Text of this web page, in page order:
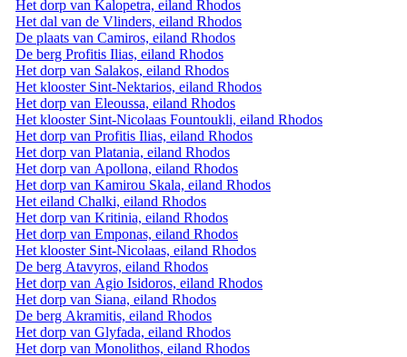
Het dorp van Kalopetra, eiland Rhodos
Het dal van de Vlinders, eiland Rhodos
De plaats van Camiros, eiland Rhodos
De berg Profitis Ilias, eiland Rhodos
Het dorp van Salakos, eiland Rhodos
Het klooster Sint-Nektarios, eiland Rhodos
Het dorp van Eleoussa, eiland Rhodos
Het klooster Sint-Nicolaas Fountoukli, eiland Rhodos
Het dorp van Profitis Ilias, eiland Rhodos
Het dorp van Platania, eiland Rhodos
Het dorp van Apollona, eiland Rhodos
Het dorp van Kamirou Skala, eiland Rhodos
Het eiland Chalki, eiland Rhodos
Het dorp van Kritinia, eiland Rhodos
Het dorp van Emponas, eiland Rhodos
Het klooster Sint-Nicolaas, eiland Rhodos
De berg Atavyros, eiland Rhodos
Het dorp van Agio Isidoros, eiland Rhodos
Het dorp van Siana, eiland Rhodos
De berg Akramitis, eiland Rhodos
Het dorp van Glyfada, eiland Rhodos
Het dorp van Monolithos, eiland Rhodos